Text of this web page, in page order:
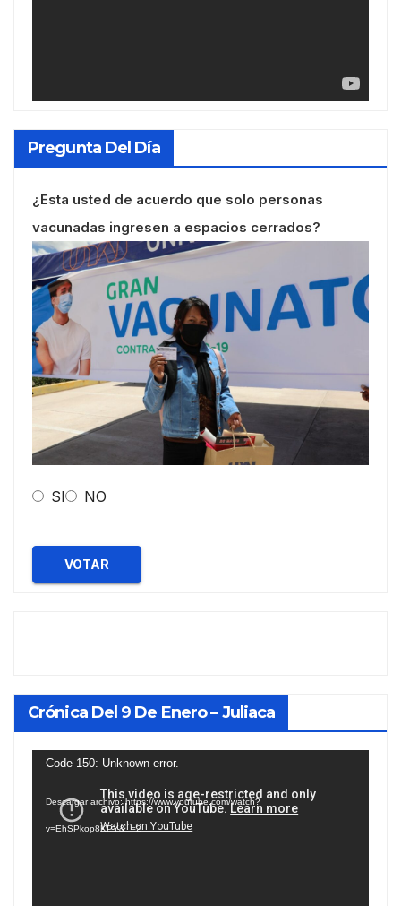
Pregunta Del Día
¿Esta usted de acuerdo que solo personas
vacunadas ingresen a espacios cerrados?
SI NO
VOTAR
Crónica Del 9 De Enero – Juliaca
Reproductor
vídeo
Code 150: Unknown error.
Descargar archivo: https://www.youtube.com/watch?
v=EhSPkop8KPY&_=2